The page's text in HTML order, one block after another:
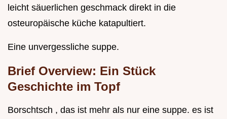
leicht säuerlichen geschmack direkt in die
osteuropäische küche katapultiert.
Eine unvergessliche suppe.
Brief Overview: Ein Stück
Geschichte im Topf
Borschtsch , das ist mehr als nur eine suppe. es ist